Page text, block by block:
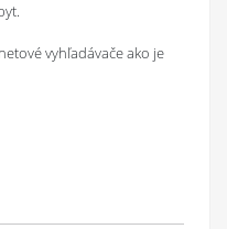
vyhľadávače ako je